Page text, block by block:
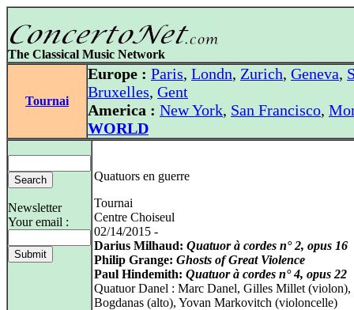
The Classical Music Network
Tournai
Europe : Paris, Londn, Zurich, Geneva,
Bruxelles, Gent
America : New York, San Francisco,
WORLD
Newsletter
Your email :
Quatuors en guerre
Tournai
Centre Choiseul
02/14/2015 -
Darius Milhaud: Quatuor à cordes n° 2, opus 16
Philip Grange: Ghosts of Great Violence
Paul Hindemith: Quatuor à cordes n° 4, opus 22
Quatuor Danel : Marc Danel, Gilles Millet
Bogdanas (alto), Yovan Markovitch (violoncelle)